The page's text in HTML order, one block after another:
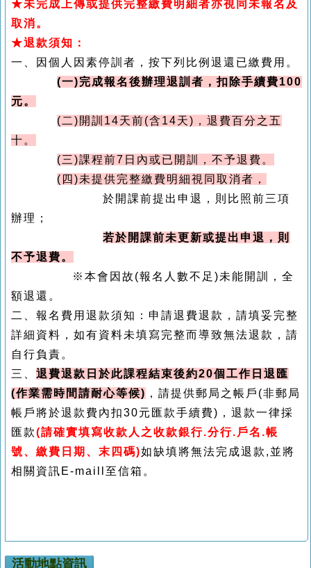
★未完成上傳或提供完整繳費明細者亦視同未報名及
取消。
★退款須知：
一、因個人因素停訓者，按下列比例退還已繳費用。
(一)完成報名後辦理退訓者，扣除手續費100
元。
(二)開訓14天前(含14天)，退費百分之五
十。
(三)課程前7日內或已開訓，不予退費。
(四)未提供完整繳費明細視同取消者，
於開課前提出申退，則比照前三項
辦理；
若於開課前未更新或提出申退，則
不予退費。
※本會因故(報名人數不足)未能開訓，全
額退還。
二、報名費用退款須知：申請退費退款，請填妥完整
詳細資料，如有資料未填寫完整而導致無法退款，請
自行負責。
三、 退費退款日於此課程結束後約20個工作日退匯
(作業需時間請耐心等候) ，請提供郵局之帳戶(非郵局
帳戶將於退款費內扣30元匯款手續費)，退款一律採
匯款(請確實填寫收款人之收款銀行.分行.戶名.帳
號、繳費日期、末四碼)如缺填將無法完成退款,並將
相關資訊E-maill至信箱。
活動地點資訊